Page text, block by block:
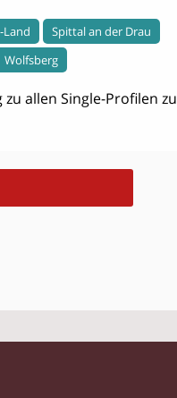
Land
Spittal an der Drau
Wolfsberg
allen Single-Profilen zu